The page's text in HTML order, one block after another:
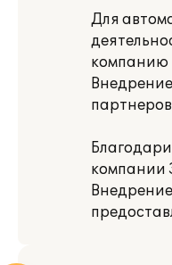
Для
компанию
компании